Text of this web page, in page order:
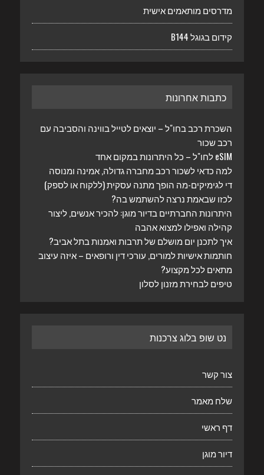
מדרסים מותאמים אישית
קידום בגוגל B144
כתבות אחרונות
השכרת רכב בחו"ל – יוצאים לטייל בווינה והסביבה עם
רכב שכור
eSIM לחו"ל – כל היתרונות במקום אחד
למה כדאי לשכור רכב מחברה גדולה, אמינה ומנוסה
די לגימיקים-מה הופך מתנה עסקית (ללקוח או לספק)
לכזו שבאמת נרצה להשתמש בה?
היתרונות החברתיים בדיור מוגן: להכיר אנשים, ליצור
קהילה ואפילו למצוא אהבה
איך לתכנן יום מושלם של תרבות ואמנות בתל אביב?
חותמות אישיות למורים, עורכי דין ורופאים – איזה עיצוב
מתאים לכל מקצוע?
טיפים לבחירת מזנון לסלון
נט שופ בלוג צרכנות
צור קשר
שלח מאמר
דף ראשי
דיור מוגן